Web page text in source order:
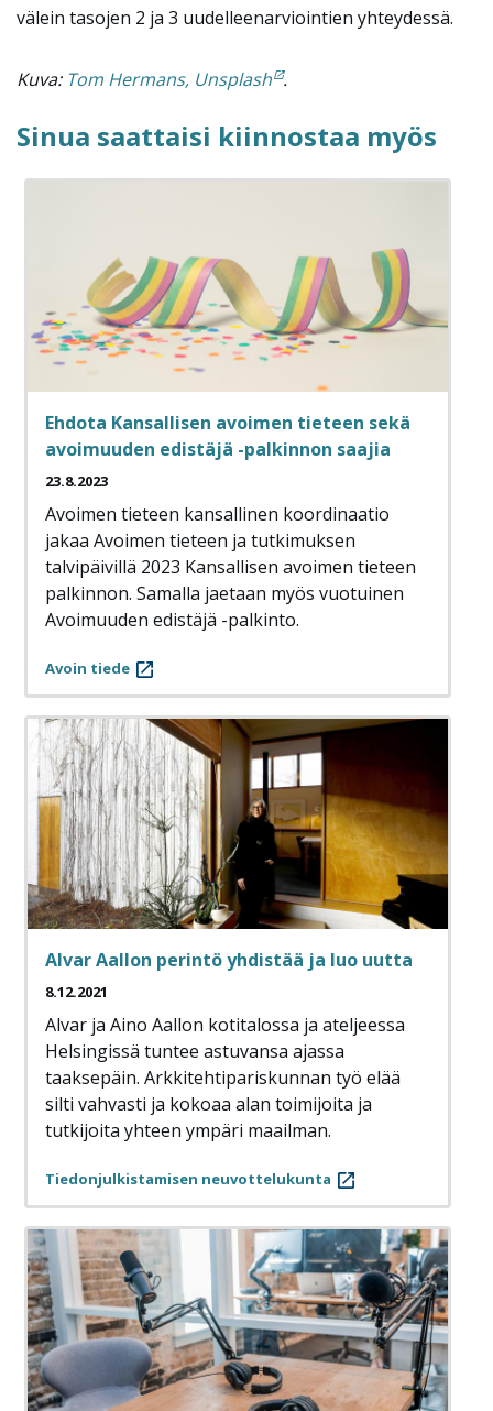
välein tasojen 2 ja 3 uudelleenarviointien yhteydessä.
Kuva: Tom Hermans, Unsplash .
Sinua saattaisi kiinnostaa myös
Ehdota Kansallisen avoimen tieteen sekä
avoimuuden edistäjä -palkinnon saajia
23.8.2023
Avoimen tieteen kansallinen koordinaatio
jakaa Avoimen tieteen ja tutkimuksen
talvipäivillä 2023 Kansallisen avoimen tieteen
palkinnon. Samalla jaetaan myös vuotuinen
Avoimuuden edistäjä -palkinto.
Avoin tiede
Alvar Aallon perintö yhdistää ja luo uutta
8.12.2021
Alvar ja Aino Aallon kotitalossa ja ateljeessa
Helsingissä tuntee astuvansa ajassa
taaksepäin. Arkkitehtipariskunnan työ elää
silti vahvasti ja kokoaa alan toimijoita ja
tutkijoita yhteen ympäri maailman.
Tiedonjulkistamisen neuvottelukunta